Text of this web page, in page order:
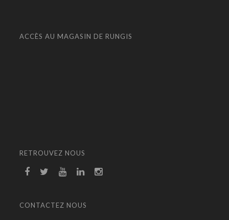
ACCÈS AU MAGASIN DE RUNGIS
RETROUVEZ NOUS
CONTACTEZ NOUS